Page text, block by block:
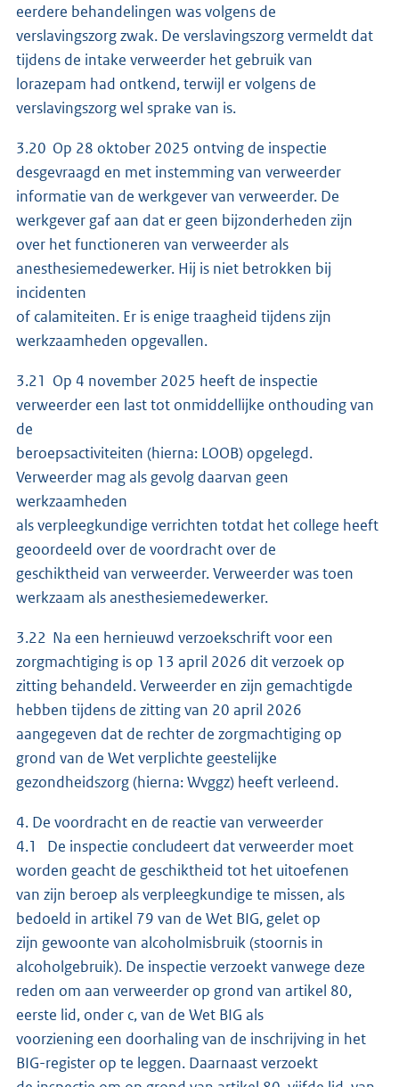
eerdere behandelingen was volgens de
verslavingszorg zwak. De verslavingszorg vermeldt dat
tijdens de intake verweerder het gebruik van
lorazepam had ontkend, terwijl er volgens de
verslavingszorg wel sprake van is.
3.20 Op 28 oktober 2025 ontving de inspectie
desgevraagd en met instemming van verweerder
informatie van de werkgever van verweerder. De
werkgever gaf aan dat er geen bijzonderheden zijn
over het functioneren van verweerder als
anesthesiemedewerker. Hij is niet betrokken bij
incidenten
of calamiteiten. Er is enige traagheid tijdens zijn
werkzaamheden opgevallen.
3.21 Op 4 november 2025 heeft de inspectie
verweerder een last tot onmiddellijke onthouding van
de
beroepsactiviteiten (hierna: LOOB) opgelegd.
Verweerder mag als gevolg daarvan geen
werkzaamheden
als verpleegkundige verrichten totdat het college heeft
geoordeeld over de voordracht over de
geschiktheid van verweerder. Verweerder was toen
werkzaam als anesthesiemedewerker.
3.22 Na een hernieuwd verzoekschrift voor een
zorgmachtiging is op 13 april 2026 dit verzoek op
zitting behandeld. Verweerder en zijn gemachtigde
hebben tijdens de zitting van 20 april 2026
aangegeven dat de rechter de zorgmachtiging op
grond van de Wet verplichte geestelijke
gezondheidszorg (hierna: Wvggz) heeft verleend.
4. De voordracht en de reactie van verweerder
4.1 De inspectie concludeert dat verweerder moet
worden geacht de geschiktheid tot het uitoefenen
van zijn beroep als verpleegkundige te missen, als
bedoeld in artikel 79 van de Wet BIG, gelet op
zijn gewoonte van alcoholmisbruik (stoornis in
alcoholgebruik). De inspectie verzoekt vanwege deze
reden om aan verweerder op grond van artikel 80,
eerste lid, onder c, van de Wet BIG als
voorziening een doorhaling van de inschrijving in het
BIG-register op te leggen. Daarnaast verzoekt